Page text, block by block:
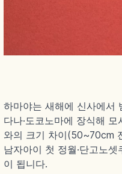
하마야는 새해에 신사에서
다나·도코노마에 장식해
와의 크기 차이(50~70cm
남자아이 첫 정월·단고노
이 됩니다.